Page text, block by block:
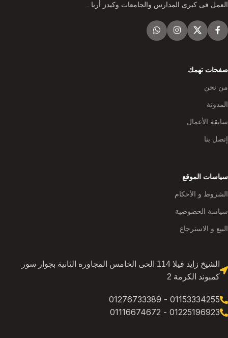
العمل فى كبرى المدارس والجامعات وكيدز أريا .
صفحات تهمك
من نحن
المدونة
سابقة الأعمال
إتصل بنا
سياسات الموقع
الشروط و الأحكام
سياسة الخصوصية
البيع و الاسترجاع
الشيخ زايد فيلا 114 الحى الخامس المجاوره الثانية بجوار سور
كمبوند الكرمة 2
01153334255 - 01276733389
01225196923 - 01116674672